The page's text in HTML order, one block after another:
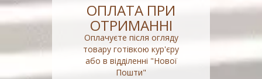
ОПЛАТА ПРИ
ОТРИМАННІ
Оплачуєте після огляду
товару готівкою кур'єру
або в відділенні "Нової
Пошти"